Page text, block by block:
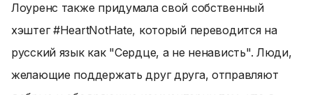
Лоуренс также придумала свой собственный
хэштег #HeartNotHate, который переводится на
русский язык как "Сердце, а не ненависть". Люди,
желающие поддержать друг друга, отправляют